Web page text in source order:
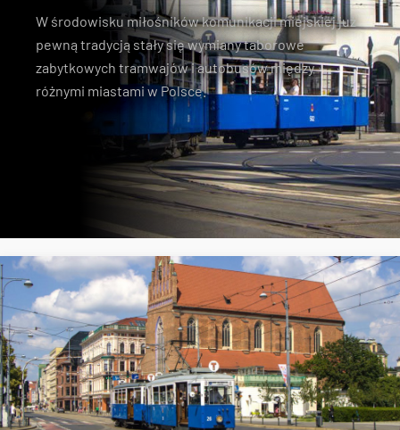
W środowisku miłośników komunikacji miejskiej już
pewną tradycją stały się wymiany taborowe
zabytkowych tramwajów i autobusów między
różnymi miastami w Polsce.
Konstal N
zabytkowe tramwaje
KSTM
linie specjalne